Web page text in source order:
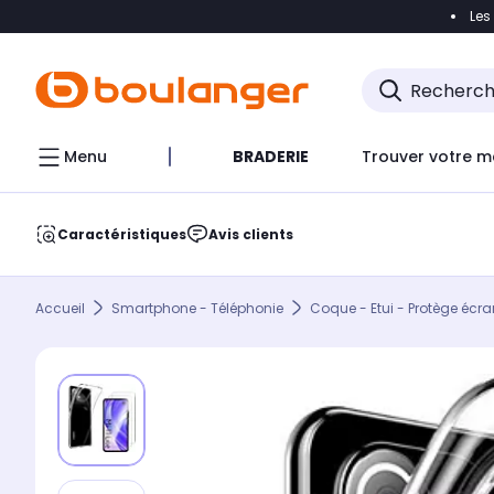
Accéder
Menu BRADERIE Trouver votre
Caractéristiques Avis clients
Accueil Smartphone - Téléphonie Coque - Etui - Protège